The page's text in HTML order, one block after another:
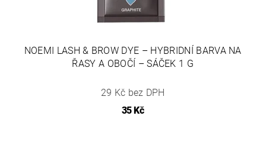
NOEMI LASH & BROW DYE – HYBRIDNÍ BARVA NA
ŘASY A OBOČÍ – SÁČEK 1 G
29 Kč bez DPH
35 Kč